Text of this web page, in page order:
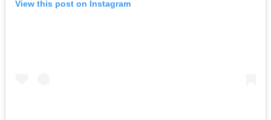
View this post on Instagram